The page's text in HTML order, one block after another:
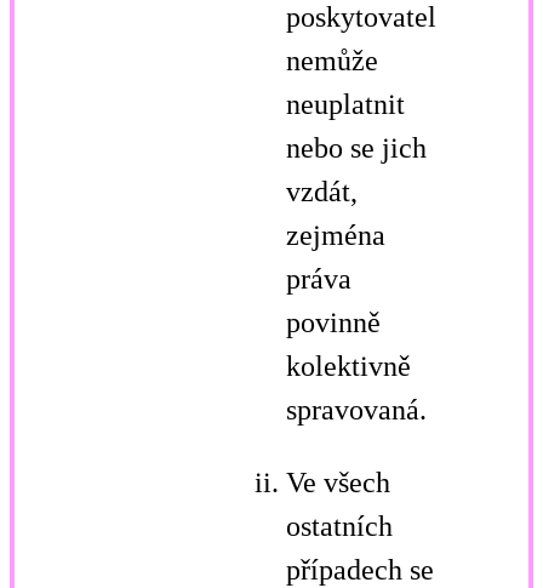
poskytovatel
nemůže
neuplatnit
nebo se jich
vzdát,
zejména
práva
povinně
kolektivně
spravovaná.
Ve všech
ostatních
případech se